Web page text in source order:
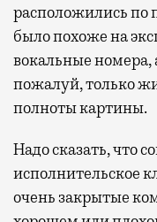
расположились по
было похоже на
вокальные
пожалуй, только
полноты картины.
Надо сказать, что
исполнительское
очень закрытые